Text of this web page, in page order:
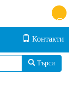
Контакти
Търси